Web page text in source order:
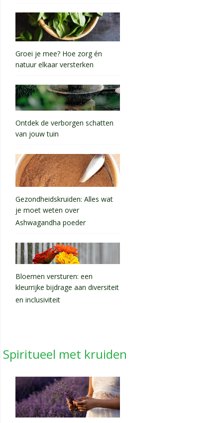
Groei je mee? Hoe zorg én
natuur elkaar versterken
Ontdek de verborgen schatten
van jouw tuin
Gezondheidskruiden: Alles wat
je moet weten over
Ashwagandha poeder
Bloemen versturen: een
kleurrijke bijdrage aan diversiteit
en inclusiviteit
Spiritueel met kruiden